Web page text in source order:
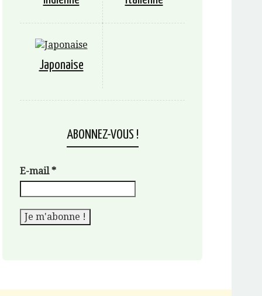
Japonaise
ABONNEZ-VOUS !
E-mail*